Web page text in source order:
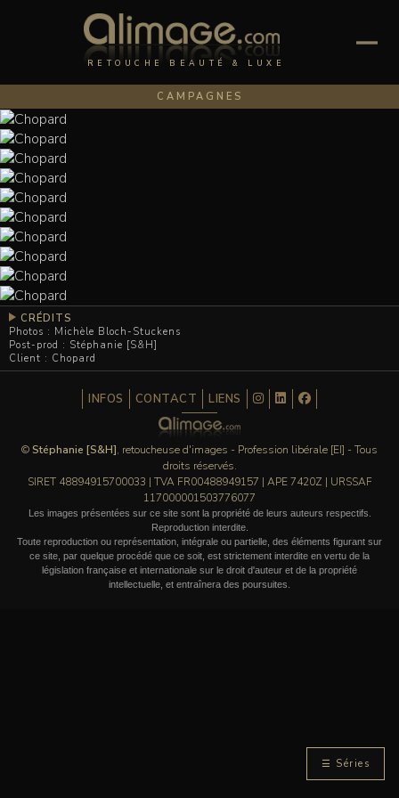
RETOUCHE BEAUTÉ & LUXE
CAMPAGNES
CRÉDITS
Photos : Michèle Bloch-Stuckens
Post-prod : Stéphanie [S&H]
Client : Chopard
☰ Séries
INFOS CONTACT LIENS
©Stéphanie [S&H], retoucheuse d'images - Profession libérale [EI] - Tous
droits réservés.
SIRET 48894915700033 | TVA FR00488949157 | APE 7420Z | URSSAF
117000001503776077
Les images présentées sur ce site sont la propriété de leurs auteurs respectifs.
Reproduction interdite.
Toute reproduction ou représentation, intégrale ou partielle, des éléments figurant sur
ce site, par quelque procédé que ce soit, est strictement interdite en vertu de la
législation française et internationale sur le droit d'auteur et de la propriété
intellectuelle, et entraînera des poursuites.